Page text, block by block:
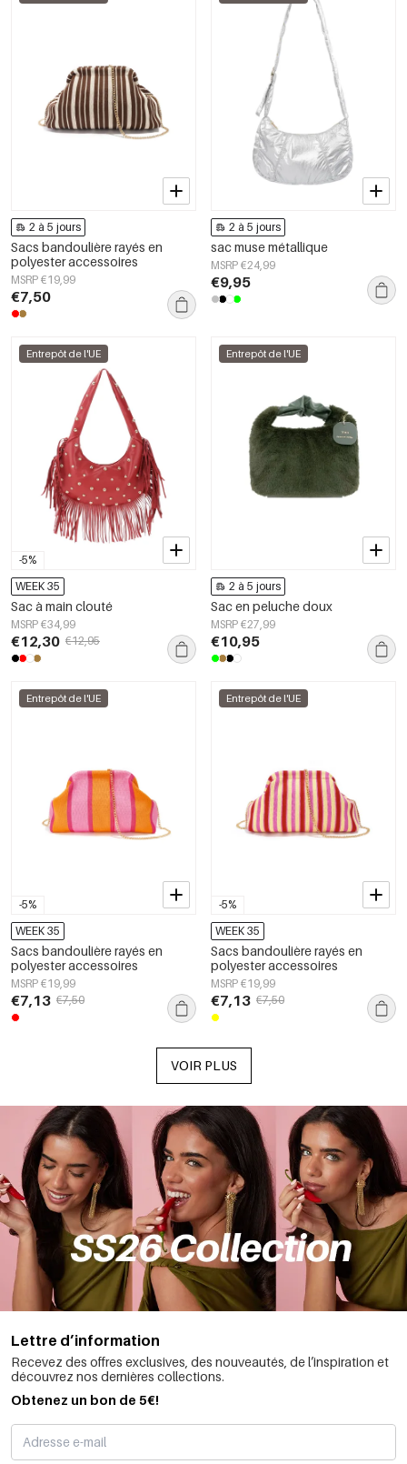
2 à 5 jours
Sacs bandoulière rayés en
polyester accessoires
MSRP €19,99
€7,50
2 à 5 jours
sac muse métallique
MSRP €24,99
€9,95
-5%
Entrepôt de l'UE
WEEK 35
Sac à main clouté
MSRP €34,99
€12,30 €12,95
Entrepôt de l'UE
2 à 5 jours
Sac en peluche doux
MSRP €27,99
€10,95
-5%
Entrepôt de l'UE
WEEK 35
Sacs bandoulière rayés en
polyester accessoires
MSRP €19,99
€7,13 €7,50
-5%
Entrepôt de l'UE
WEEK 35
Sacs bandoulière rayés en
polyester accessoires
MSRP €19,99
€7,13 €7,50
VOIR PLUS
Lettre d’information
Recevez des offres exclusives, des nouveautés, de l’inspiration et
découvrez nos dernières collections.
Obtenez un bon de 5€!